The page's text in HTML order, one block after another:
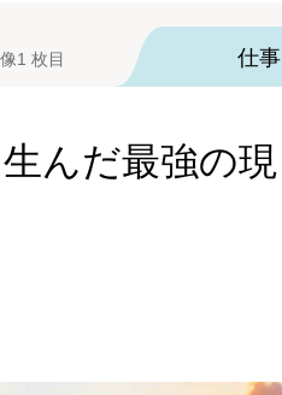
1 枚目 仕事
んだ最強の現